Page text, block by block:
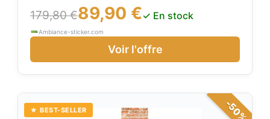
pourrez enfin décorer l'intérieur de votre
appartement ou maison à votre guise ! Application
rapide à l'ea
179,80 €89,90 €✓ En stock
Ambiance-sticker.com
Voir l'offre
-50%
★ BEST-SELLER